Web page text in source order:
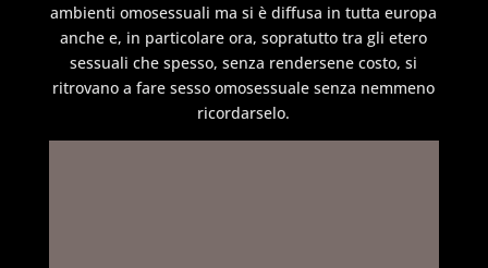
ambienti omosessuali ma si è diffusa in tutta europa
anche e, in particolare ora, sopratutto tra gli etero
sessuali che spesso, senza rendersene costo, si
ritrovano a fare sesso omosessuale senza nemmeno
ricordarselo.